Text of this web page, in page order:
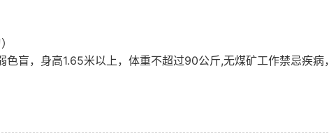
盲，身高1.65米以上，体重不超过90公斤,无煤矿工作禁忌疾病，